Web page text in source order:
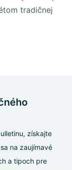
tradičnej
získajte
na zaujímavé
a tipoch pre